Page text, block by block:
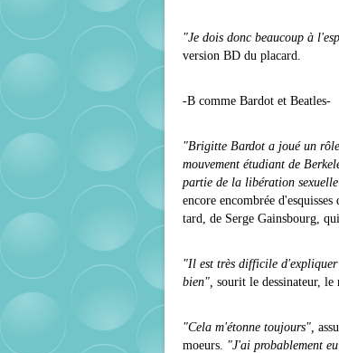
"Je dois donc beaucoup à
version BD du placard.
-B comme Bardot et Beatles-
"Brigitte Bardot a joué un rôle
mouvement étudiant de
partie de la libération
encore encombrée
tard, de Serge Gainsbourg,
"Il est très difficile d'expliquer
bien", sourit le dessinateur,
"Cela m'étonne toujours",
moeurs. "J'ai probablement